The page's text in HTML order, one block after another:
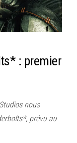
: premier
nous
prévu au